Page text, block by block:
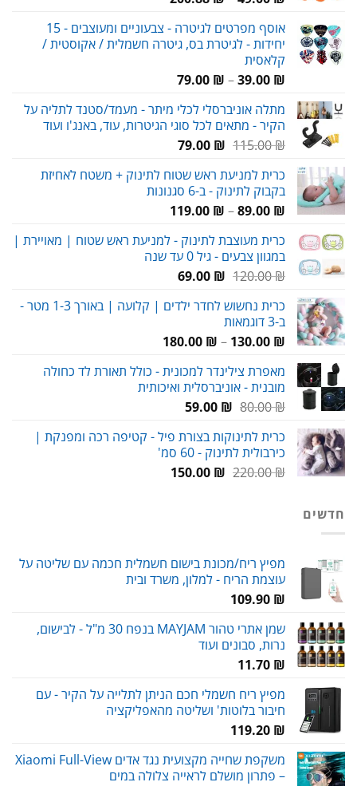
עד
אוסף מפרטים לגיטרה - צבעוניים ומעוצבים - 15
יחידות - לגיטרת בס, גיטרה חשמלית / אקוסטית /
קלאסית
39.00 ₪
–
79.00 ₪
טווח
עד
מתלה אוניברסלי לכלי מיתר - מעמד/סטנד לתליה על
הקיר - מתאים לכל סוגי הגיטרות, עוד, באנג'ו ועוד
115.00₪
המחיר
היה:
115.00 ₪.
79.00 ₪
המחיר
הוא:
79.00 ₪.
כרית למניעת ראש שטוח לתינוק + משטח לאחיזת
בקבוק לתינוק - ב-6 סגנונות
89.00 ₪
–
119.00 ₪
עד
כרית מעוצבת לתינוק - למניעת ראש שטוח | מאויירת |
במגוון צבעים - גיל 0 עד שנה
120.00₪
המחיר
היה:
120.00 ₪.
69.00 ₪
המחיר
הוא:
כרית נחשוש לחדר ילדים | קלועה | באורך 1-3 מטר -
ב-3 דוגמאות
130.00 ₪
–
180.00 ₪
עד
מאפרת צילינדר למכונית - כולל תאורת לד כחולה
מובנית - אוניברסלית ואיכותית
80.00₪
המחיר
היה:
80.00 ₪.
59.00 ₪
המחיר
הוא:
59.00 ₪.
כרית לתינוקות בצורת פיל - קטיפה רכה ומפנקת |
כירבולית לתינוק - 60 סמ'
220.00₪
המחיר150.00 ₪
המחיר
חדשים
מפיץ ריח/מכונת בישום חשמלית חכמה עם שליטה על
עוצמת הריח - למלון, משרד ובית
109.90 ₪
שמן אתרי טהור MAYJAM בנפח 30 מ"ל - לבישום,
נרות, סבונים ועוד
11.70 ₪
מפיץ ריח חשמלי חכם הניתן לתלייה על הקיר - עם
חיבור בלוטות' ושליטה מהאפליקציה
119.20 ₪
משקפת שחייה מקצועית נגד אדים Xiaomi Full-View
– פתרון מושלם לראייה צלולה במים